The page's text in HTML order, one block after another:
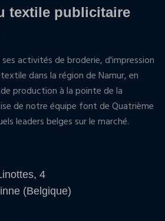
textile publicitaire
activités de broderie, d'impression
dans la région de Namur, en
production à la pointe de la
de notre équipe font de Quatrième
leaders belges sur le marché.
4
(Belgique)